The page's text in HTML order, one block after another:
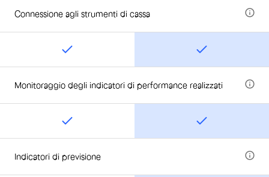
Connessione agli strumenti di cassa
Monitoraggio degli indicatori di performance realizzati
Indicatori di previsione